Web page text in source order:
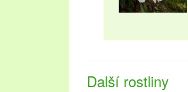
Další rostliny